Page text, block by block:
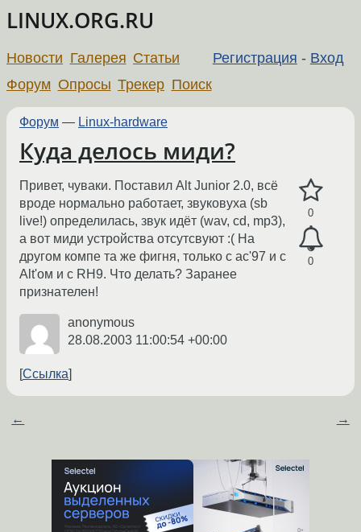
LINUX.ORG.RU
Регистрация - Вход
Новости Галерея Статьи
Форум Опросы Трекер Поиск
Форум — Linux-hardware
Куда делось миди?
0
0
Привет, чуваки. Поставил Alt Junior 2.0, всё
вроде нормально работает, звуковуха (sb
live!) определилась, звук идёт (wav, cd, mp3),
а вот миди устройства отсутсвуют :( На
другом компе та же фигня, только с ac'97 и с
Alt'ом и с RH9. Что делать? Заранее
признателен!
anonymous
28.08.2003 11:00:54 +00:00
Ссылка
← →